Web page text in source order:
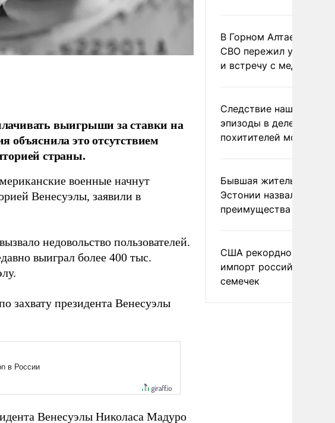
выигрыши за ставки на
объяснила это отсутствием
страны.
военные начнут
Венесуэлы, заявили в
недовольство пользователей.
выиграл более 400 тыс.
захвату президента Венесуэлы
Венесуэлы Николаса Мадуро
В Горном Алтае
СВО пережил удар
и встречу с медведем
Следствие нашло
эпизоды в деле
похитителей москвичек
Бывшая жительница
Эстонии назвала
преимущества России
США рекордно
импорт российских
семечек